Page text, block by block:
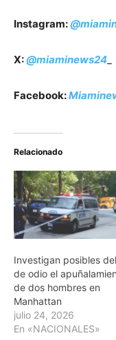
Instagram:
X:@miaminews24
Facebook:
Relacionado
Investigan posibles
de odio el
de dos hombres en
Manhattan
julio 24, 2026
En «NACIONALES»